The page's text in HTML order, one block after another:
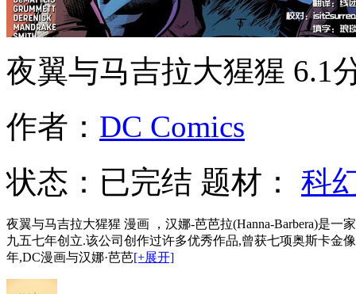
夜翼与马吉拉大猩猩 6.1
作者： DC Comics
状态： 已完结 题材： 科
夜翼与马吉拉大猩猩 漫画 ，汉娜-芭芭拉(Hanna-Barbera)是
九五七年创立.该公司创作过许多优秀作品,曾获七项奥斯卡金
年,DC漫画与汉娜·芭芭[+展开]